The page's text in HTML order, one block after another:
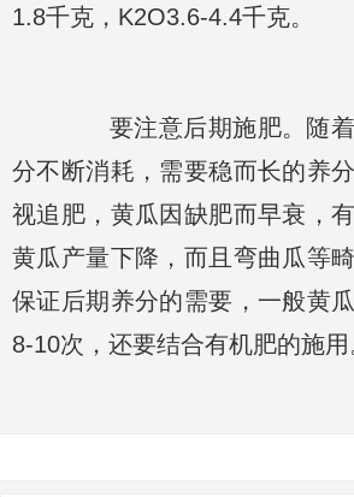
1.8千克，K2O3.6-4.4千克。
要注意后期施肥。随着
分不断消耗，需要稳而长的养
视追肥，黄瓜因缺肥而早衰，
黄瓜产量下降，而且弯曲瓜等
保证后期养分的需要，一般黄
8-10次，还要结合有机肥的施用